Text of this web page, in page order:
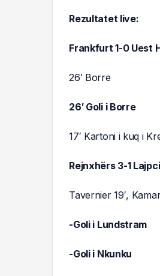
Rezultatet live:
Frankfurt 1-0 Uest
26′ Borre
26′ Goli i Borre
17′ Kartoni i kuq i
Rejnxhërs 3-1
Tavernier 19′,
-Goli i Lundstram
-Goli i Nkunku